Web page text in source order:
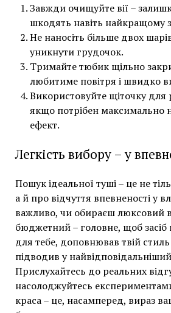
Завжди очищуйте вії –
шкодять навіть найкращому
Не наносіть більше двох
уникнути грудочок.
Тримайте тюбик щільно
любитиме повітря і швидко
Використовуйте щіточку для
якщо потрібен максимально
ефект.
Легкість вибору – у
Пошук ідеальної туші – це не
а й про відчуття впевненості у
важливо, чи обираєш люксовий
бюджетний – головне, щоб
для тебе, доповнював твій
підводив у
Прислухайтесь до реальних
насолоджуйтесь
краса – це, насамперед, вираз